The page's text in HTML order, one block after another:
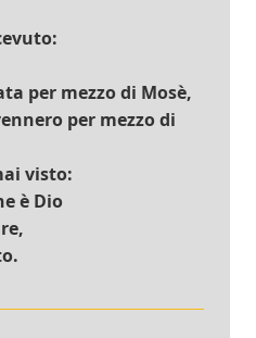
per mezzo di Mosè,
per mezzo di
visto:
è Dio